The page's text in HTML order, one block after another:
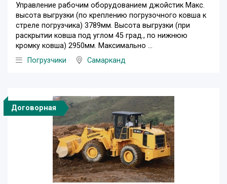
Управление рабочим оборудованием джойстик Макс.
высота выгрузки (по креплению погрузочного ковша к
стреле погрузчика) 3789мм. Высота выгрузки (при
раскрытии ковша под углом 45 град., по нижнюю
кромку ковша) 2950мм. Максимально ...
Погрузчики
Самарканд
Договорная